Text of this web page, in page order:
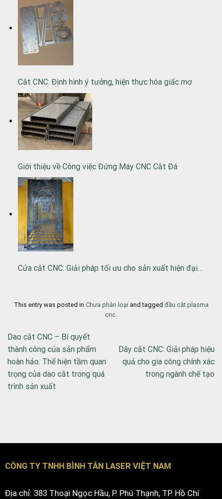
Cắt CNC: Định hình ý tưởng, hiện thực hóa giấc mơ
Giới thiệu về Công việc Đứng Máy CNC Cắt Đá
Cửa cắt CNC: Giải pháp tối ưu cho sản xuất hiện đại…
This entry was posted in Chưa phân loại and tagged đầu cắt plasma
cnc.
Dao cắt CNC – Bí quyết
thành công của sản phẩm
hoàn hảo: Thể hiện tầm quan
trọng của dao cắt trong quá
trình sản xuất
Dây cắt CNC: Giải pháp hiệu
quả cho gia công chính xác
trong ngành chế tạo
CÔNG TY TNHH BÌNH TÂN LASER VIỆT NAM
Địa chỉ: 383 Thoại Ngọc Hầu, P. Phú Thạnh, TP. Hồ Chí